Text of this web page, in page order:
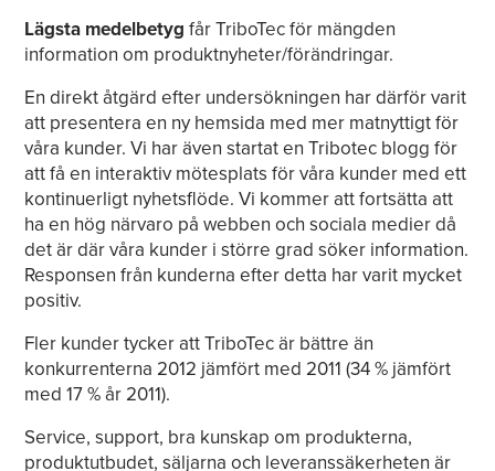
Lägsta medelbetygfår TriboTec för mängden
information om produktnyheter/förändringar.
En direkt åtgärd efter undersökningen har därför varit
att presentera en ny hemsida med mer matnyttigt för
våra kunder. Vi har även startat en Tribotec blogg för
att få en interaktiv mötesplats för våra kunder med ett
kontinuerligt nyhetsflöde. Vi kommer att fortsätta att
ha en hög närvaro på webben och sociala medier då
det är där våra kunder i större grad söker information.
Responsen från kunderna efter detta har varit mycket
positiv.
Fler kunder tycker att TriboTec är bättre än
konkurrenterna 2012 jämfört med 2011 (34 % jämfört
med 17 % år 2011).
Service, support, bra kunskap om produkterna,
produktutbudet, säljarna och leveranssäkerheten är